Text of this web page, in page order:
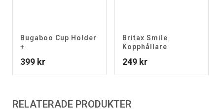
Bugaboo Cup Holder
+
399 kr
Britax Smile
Kopphållare
249 kr
RELATERADE PRODUKTER